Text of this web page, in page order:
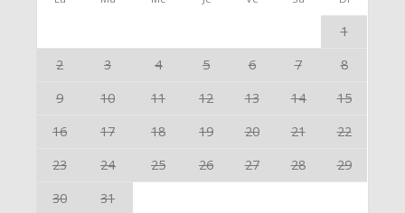
1
2
3 4 5 6 7
8
9
10 11 12 13 14
15
16
17 18 19 20 21
22
23
24 25 26 27 28
29
30
31